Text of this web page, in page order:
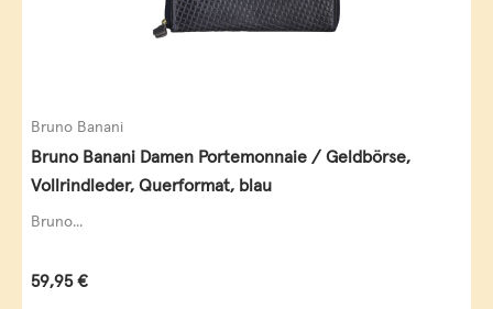
Bruno Banani
Bruno Banani Damen Portemonnaie / Geldbörse,
Vollrindleder, Querformat, blau
Bruno...
Regulärer Preis:
59,95 €